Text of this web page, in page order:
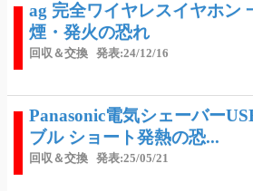
ag 完全ワイヤレスイヤホン
煙・発火の恐れ
回収＆交換 発表:24/12/16
Panasonic電気シェーバー
ブル ショート発熱の恐...
回収＆交換 発表:25/05/21